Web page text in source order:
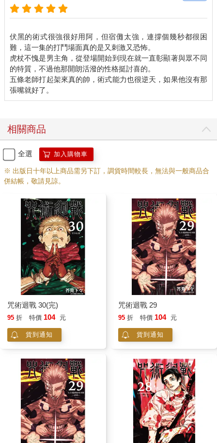
伏黑的術式很強很好用阿，但宿儺太強，連撐個幾秒都很困
難，這一集的打鬥場面真的是又刺激又恐怖。
虎杖不愧是男主角，從登場開始到現在就一直彰顯著與眾不同
的特質，不過他那開朗活潑的性格挺討喜的。
五條老師打起架來真的帥，術式能力也很逆天，如果他沒有那
相關商品
全選 加入購物車
※ 出版日十年以上商品需另下訂，調貨時間較長，無法與一般商品合
併結帳，敬請見諒。
咒術迴戰 30(完)
95 折 特價 104 元
貨到通知
咒術迴戰 29
95 折 特價 104 元
貨到通知